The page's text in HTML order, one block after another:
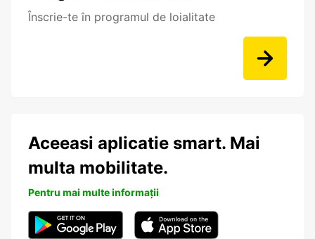
Înscrie-te în programul de loialitate
Aceeasi aplicatie smart. Mai
multa mobilitate.
Pentru mai multe informații